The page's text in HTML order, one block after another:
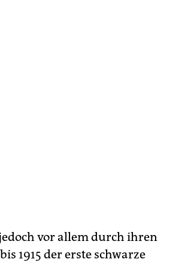
vor allem durch ihren
1915 der erste schwarze